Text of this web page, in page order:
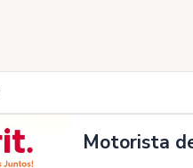
Motorista